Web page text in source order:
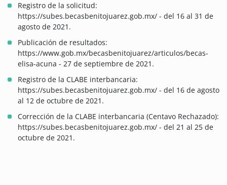
Registro de la solicitud:
https://subes.becasbenitojuarez.gob.mx/ - del 16 al 31 de
agosto de 2021.
Publicación de resultados:
https://www.gob.mx/becasbenitojuarez/articulos/becas-
elisa-acuna - 27 de septiembre de 2021.
Registro de la CLABE interbancaria:
https://subes.becasbenitojuarez.gob.mx/ - del 16 de agosto
al 12 de octubre de 2021.
Corrección de la CLABE interbancaria (Centavo Rechazado):
https://subes.becasbenitojuarez.gob.mx/ - del 21 al 25 de
octubre de 2021.